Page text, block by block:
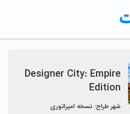
Designer City: Empire
Edition
شهر طراح: نسخه امپراتوری